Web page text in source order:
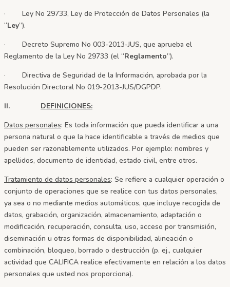
· Ley No 29733, Ley de Protección de Datos Personales (la
“Ley”).
· Decreto Supremo No 003-2013-JUS, que aprueba el
Reglamento de la Ley No 29733 (el “Reglamento”).
· Directiva de Seguridad de la Información, aprobada por la
Resolución Directoral No 019-2013-JUS/DGPDP.
II. DEFINICIONES:
Datos personales: Es toda información que pueda identificar a una
persona natural o que la hace identificable a través de medios que
pueden ser razonablemente utilizados. Por ejemplo: nombres y
apellidos, documento de identidad, estado civil, entre otros.
Tratamiento de datos personales: Se refiere a cualquier operación o
conjunto de operaciones que se realice con tus datos personales,
ya sea o no mediante medios automáticos, que incluye recogida de
datos, grabación, organización, almacenamiento, adaptación o
modificación, recuperación, consulta, uso, acceso por transmisión,
diseminación u otras formas de disponibilidad, alineación o
combinación, bloqueo, borrado o destrucción (p. ej., cualquier
actividad que CALIFICA realice efectivamente en relación a los datos
personales que usted nos proporciona).